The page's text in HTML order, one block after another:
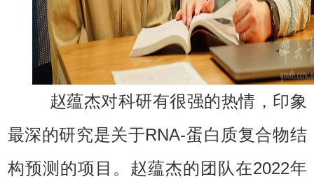
赵蕴杰对科研有很强的热情，印象
最深的研究是关于RNA-蛋白质复合物结
构预测的项目。赵蕴杰的团队在2022年